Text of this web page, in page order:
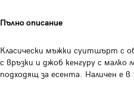
Пълно описание
Класически мъжки суитшърт с
с връзки и джоб кенгуру с малко
подходящ за есента. Наличен е